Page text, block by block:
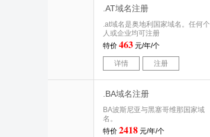
.AT域名注册
.at域名是奥地利国家域名。任何个
人或企业均可注册
特价 463 元/年/个
详情 注册
.BA域名注册
BA波斯尼亚与黑塞哥维那国家域
名。
特价 2418 元/年/个